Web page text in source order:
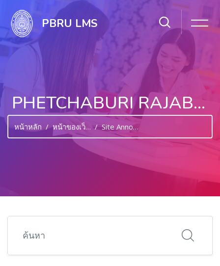
PBRU LMS
PHETCHABURI RAJABHAT UNIVERSITY LEARNING MANAGEMENT SYSTEM EDUCATION
หน้าหลัก หน้าของเว็บไซต์ Site Announcements